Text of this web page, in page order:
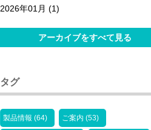
2026年01月 (1)
アーカイブをすべて見る
タグ
製品情報 (64) ご案内 (53)